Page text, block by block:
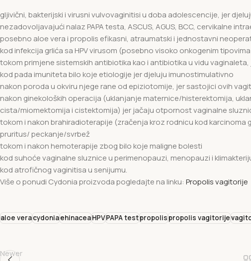
gljivični, bakterijski i virusni vulvovaginitisi u doba adolescencije, jer
nezadovoljavajući nalaz PAPA testa, ASCUS, AGUS, BCC, cervikalne
posebno aloe vera i propolis efikasni, atraumatski i jednostavni
kod infekcija grlića sa HPV virusom (posebno visoko onkogenim tipovima
tokom primjene sistemskih antibiotika kao i antibiotika u vidu
kod pada imuniteta bilo koje etiologije jer djeluju imunostimulativno
nakon poroda u okviru njege rane od epiziotomije, jer sastojici ovih
nakon ginekoloških operacija (uklanjanje maternice/histerektomija,
cista/miomektomija i cistektomija) jer jačaju otpornost vaginalne
tokom i nakon brahiradioterapije (zračenja kroz rodnicu kod
pruritus/ peckanje/svrbež
tokom i nakon hemoterapije zbog bilo koje maligne bolesti
kod suhoće vaginalne sluznice u perimenopauzi, menopauzi i
kod atrofičnog vaginitisa u senijumu.
Više o ponudi Cydonia proizvoda pogledajte na linku: Propolis vagitorije
aloe veracydoniaehinaceaHPVPAPA testpropolispropolis vagitorije
Newer